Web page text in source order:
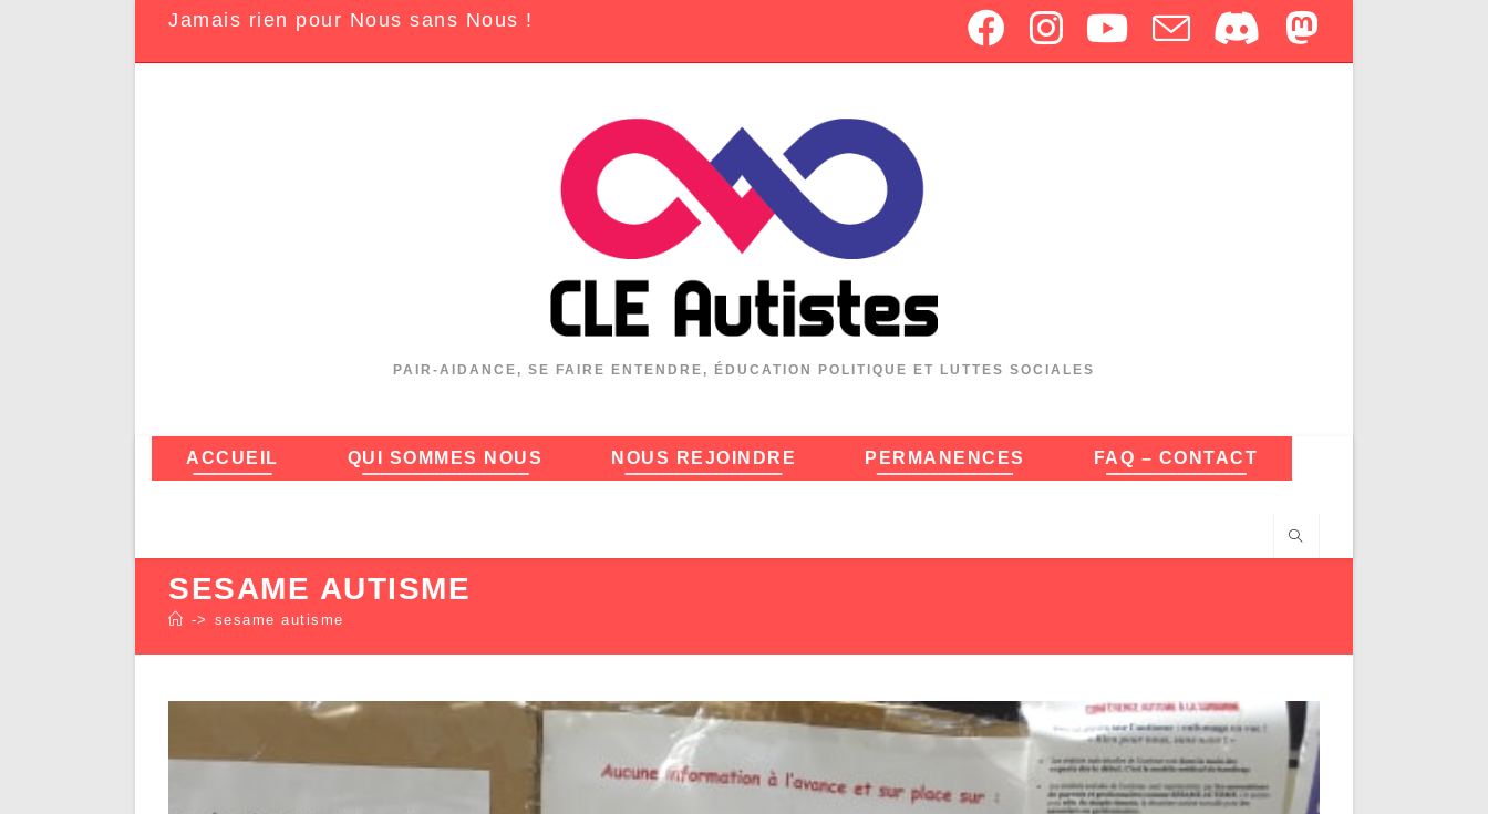
Jamais rien pour Nous sans Nous !
PAIR-AIDANCE, SE FAIRE ENTENDRE, ÉDUCATION POLITIQUE ET LUTTES SOCIALES
ACCUEIL QUI SOMMES NOUS NOUS REJOINDRE PERMANENCES FAQ – CONTACT
SESAME AUTISME
-> sesame autisme